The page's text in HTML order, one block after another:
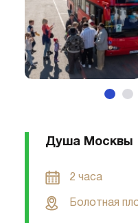
Душа Москвы
2 часа
Болотная